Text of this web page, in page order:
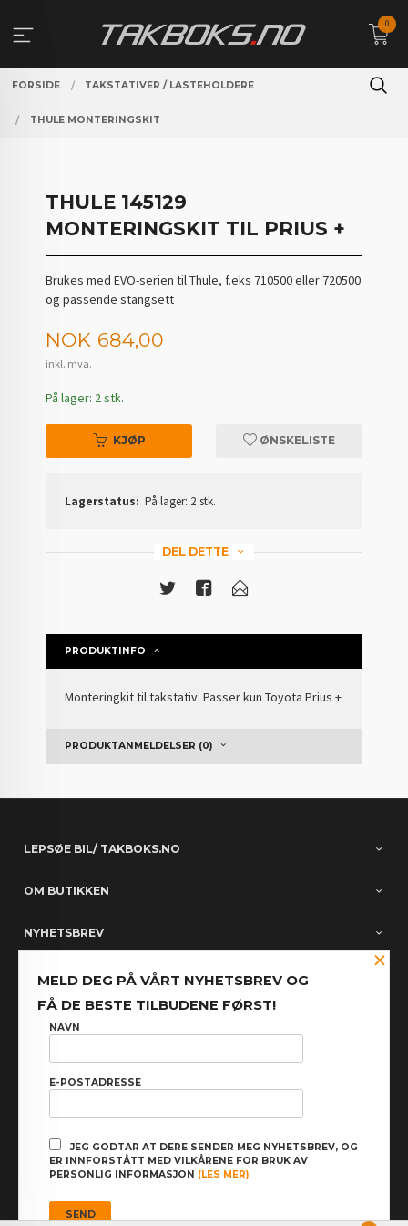
innholdet
0
FORSIDE TAKSTATIVER / LASTEHOLDERE
THULE MONTERINGSKIT
THULE 145129
MONTERINGSKIT TIL PRIUS +
Brukes med EVO-serien til Thule, f.eks 710500 eller 720500
og passende stangsett
Pris
NOK 684,00
inkl. mva.
På lager: 2 stk.
KJØP ØNSKELISTE
Lagerstatus: På lager: 2 stk.
DEL DETTE
PRODUKTINFO
Monteringkit til takstativ. Passer kun Toyota Prius +
PRODUKTANMELDELSER (0)
LEPSØE BIL/ TAKBOKS.NO
OM BUTIKKEN
NYHETSBREV
PARTNERE
FRAKT
NYHETSBREV
×
MELD DEG PÅ VÅRT NYHETSBREV OG
FÅ DE BESTE TILBUDENE FØRST!
NAVN
E-POSTADRESSE
JEG GODTAR AT DERE SENDER MEG NYHETSBREV, OG
ER INNFORSTÅTT MED VILKÅRENE FOR BRUK AV
PERSONLIG INFORMASJON (LES MER)